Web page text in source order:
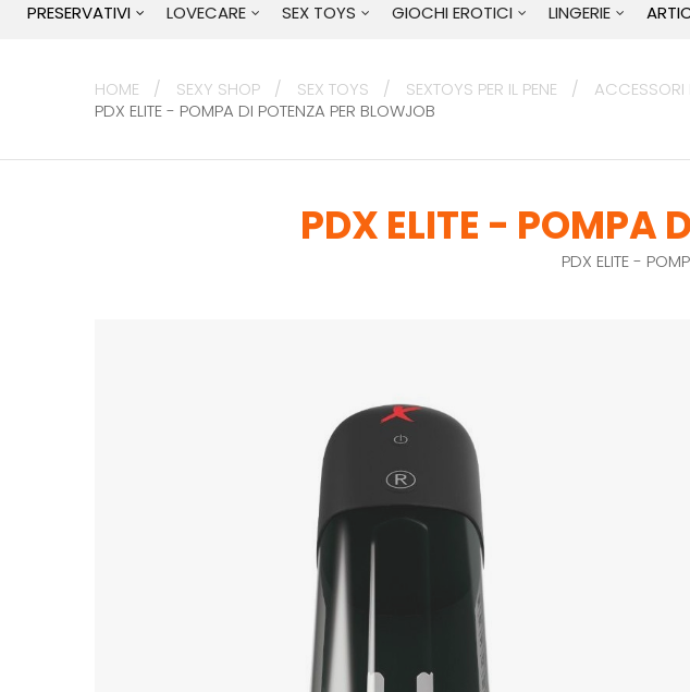
PRESERVATIVI LOVECARE SEX TOYS GIOCHI EROTICI LINGERIE
HOME SEXY SHOP SEX TOYS SEXTOYS PER IL PENE ACCESSORI
PDX ELITE - POMPA DI POTENZA PER BLOWJOB
PDX ELITE - POMPA
PDX ELITE -